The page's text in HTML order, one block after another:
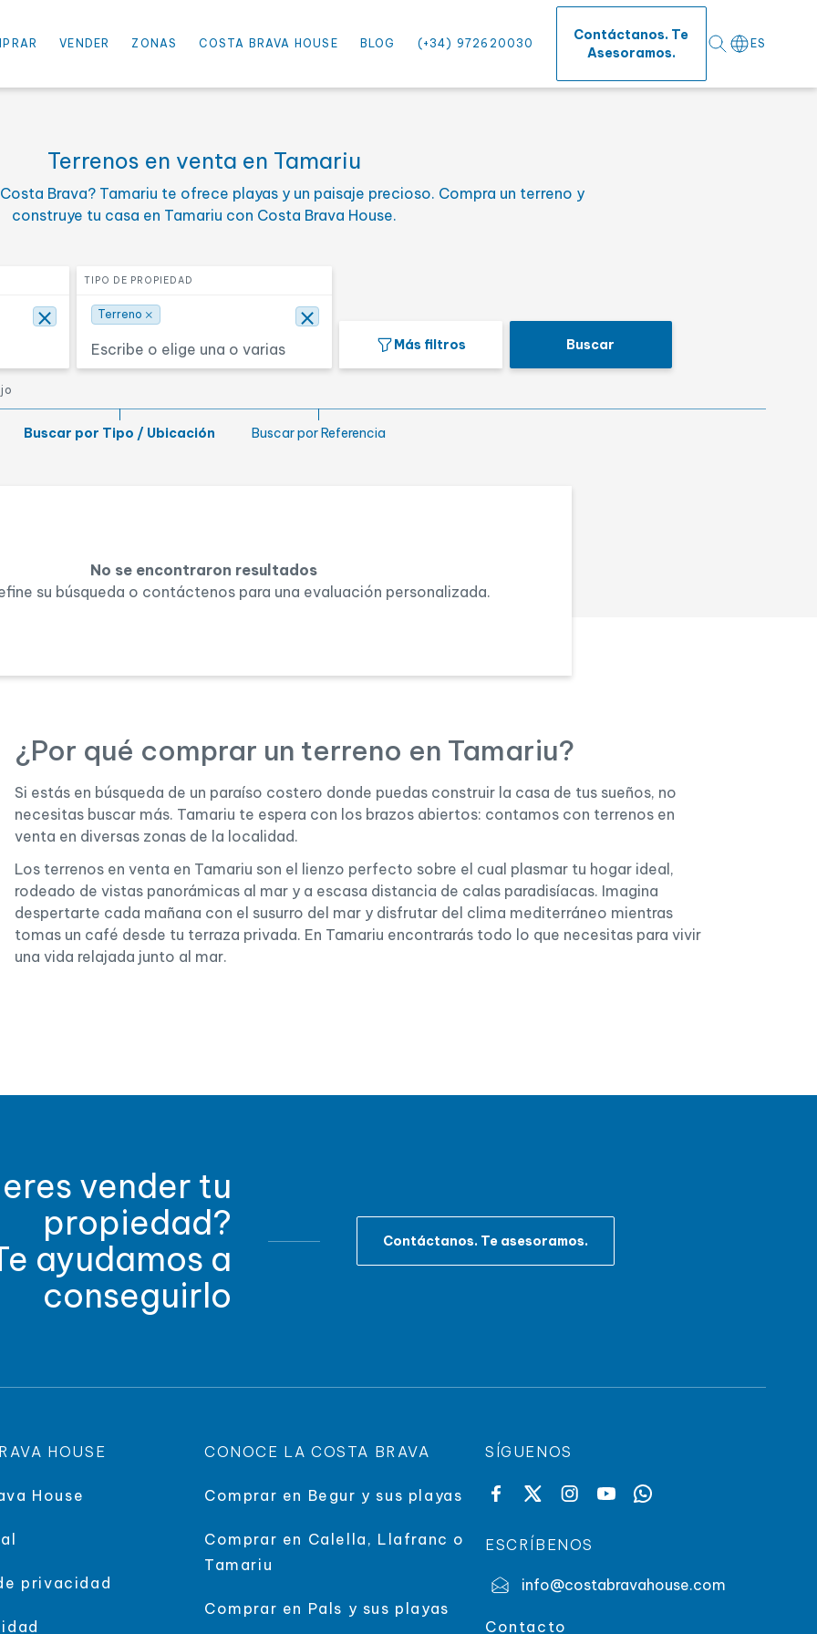
ES
VENDER ZONAS COSTA BRAVA HOUSE BLOG (+34) 972620030
Contáctanos. Te
Asesoramos.
Selecciona una o más superfícies
SUPERFICIE
1ª línea mar
De lujo
Lic. turística
Terrenos en venta en Tamariu
Brava? Tamariu te ofrece playas y un paisaje precioso. Compra un terreno y
construye tu casa en Tamariu con Costa Brava House.
⨯
Seleccionar tipo de propiedad
TIPO DE PROPIEDAD
Terreno× ⨯
Más filtros Buscar
Buscar por Tipo / Ubicación Buscar por Referencia
No se encontraron resultados
su búsqueda o contáctenos para una evaluación personalizada.
¿Por qué comprar un terreno en Tamariu?
Si estás en búsqueda de un paraíso costero donde puedas construir la casa de tus sueños, no
necesitas buscar más. Tamariu te espera con los brazos abiertos: contamos con terrenos en
venta en diversas zonas de la localidad.
Los terrenos en venta en Tamariu son el lienzo perfecto sobre el cual plasmar tu hogar ideal,
rodeado de vistas panorámicas al mar y a escasa distancia de calas paradisíacas. Imagina
despertarte cada mañana con el susurro del mar y disfrutar del clima mediterráneo mientras
tomas un café desde tu terraza privada. En Tamariu encontrarás todo lo que necesitas para vivir
una vida relajada junto al mar.
vender tu
propiedad?
ayudamos a
conseguirlo
Contáctanos. Te asesoramos.
HOUSE
House
privacidad
CONOCE LA COSTA BRAVA
Comprar en Begur y sus playas
Comprar en Calella, Llafranc o
Tamariu
Comprar en Pals y sus playas
SÍGUENOS
ESCRÍBENOS
info@costabravahouse.com
Contacto